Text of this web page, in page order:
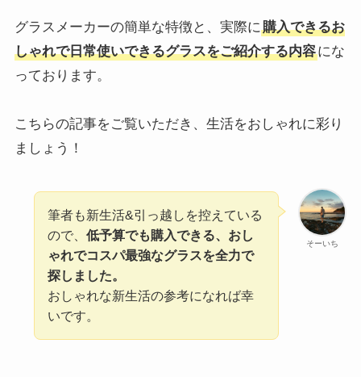
グラスメーカーの簡単な特徴と、実際に購入できるお
しゃれで日常使いできるグラスをご紹介する内容にな
っております。
こちらの記事をご覧いただき、生活をおしゃれに彩り
ましょう！
そーいち
筆者も新生活&引っ越しを控えている
ので、低予算でも購入できる、おし
ゃれでコスパ最強なグラスを全力で
探しました。
おしゃれな新生活の参考になれば幸
いです。